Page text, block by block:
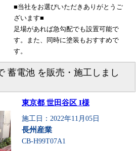
■当社をお選びいただきありがとうご
ざいます■
足場があれば急勾配でも設置可能で
す。また、同時に塗装もおすすめで
す。
蓄電池 を販売・施工しまし
東京都 世田谷区 I様
施工日：2022年11月05日
長州産業
CB-H99T07A1